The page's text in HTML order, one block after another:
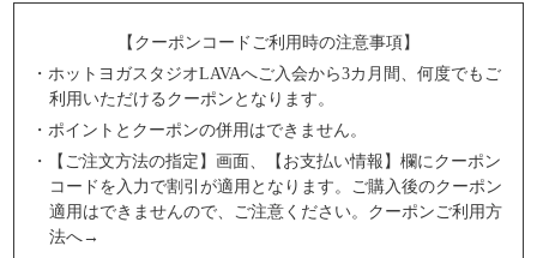
【クーポンコードご利用時の注意事項】
・ホットヨガスタジオLAVAへご入会から3カ月間、何度でもご
利用いただけるクーポンとなります。
・ポイントとクーポンの併用はできません。
・【ご注文方法の指定】画面、【お支払い情報】欄にクーポン
コードを入力で割引が適用となります。ご購入後のクーポン
適用はできませんので、ご注意ください。 クーポンご利用方
法へ→